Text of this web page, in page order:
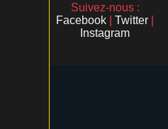
Suivez-nous :
Facebook
Twitter
Instagram